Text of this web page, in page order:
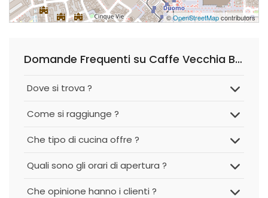
©OpenStreetMapcontributors
Domande Frequenti su Caffe Vecchia Brera
Dove si trova ?
Come si raggiunge ?
Che tipo di cucina offre ?
Quali sono gli orari di apertura ?
Che opinione hanno i clienti ?